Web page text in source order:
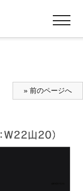
» 前のページへ